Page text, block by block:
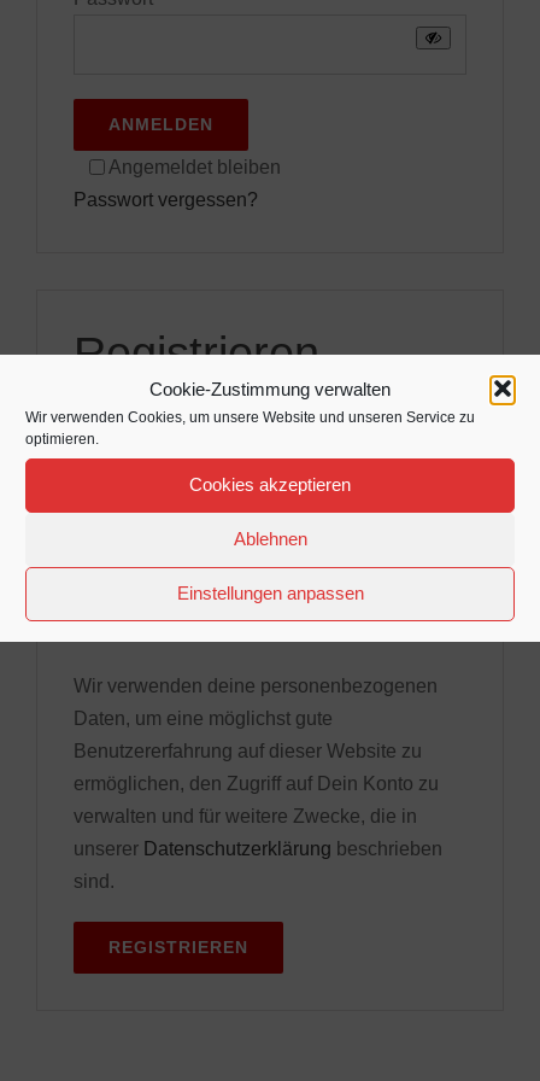
Cookie-Zustimmung verwalten
Wir verwenden Cookies, um unsere Website und unseren Service zu
optimieren.
Cookies akzeptieren
Ablehnen
Einstellungen anpassen
Angemeldet bleiben
ANMELDEN
Passwort vergessen?
Registrieren
E-Mail-Adresse
Ein Link zum Erstellen eines neuen
Passworts wird an deine E-Mail-Adresse
Wir verwenden deine personenbezogenen
Daten, um eine möglichst gute
Benutzererfahrung auf dieser Website zu
ermöglichen, den Zugriff auf Dein Konto zu
verwalten und für weitere Zwecke, die in
unserer Datenschutzerklärung beschrieben
sind.
REGISTRIEREN